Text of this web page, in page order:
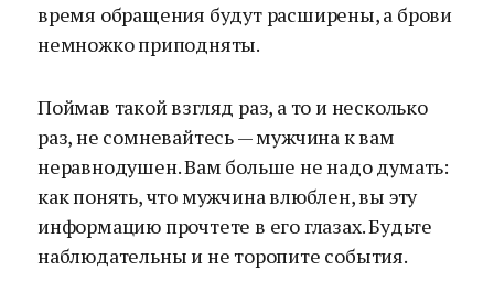
время обращения будут расширены, а брови
немножко приподняты.
Поймав такой взгляд раз, а то и несколько
раз, не сомневайтесь — мужчина к вам
неравнодушен. Вам больше не надо думать:
как понять, что мужчина влюблен, вы эту
информацию прочтете в его глазах. Будьте
наблюдательны и не торопите события.